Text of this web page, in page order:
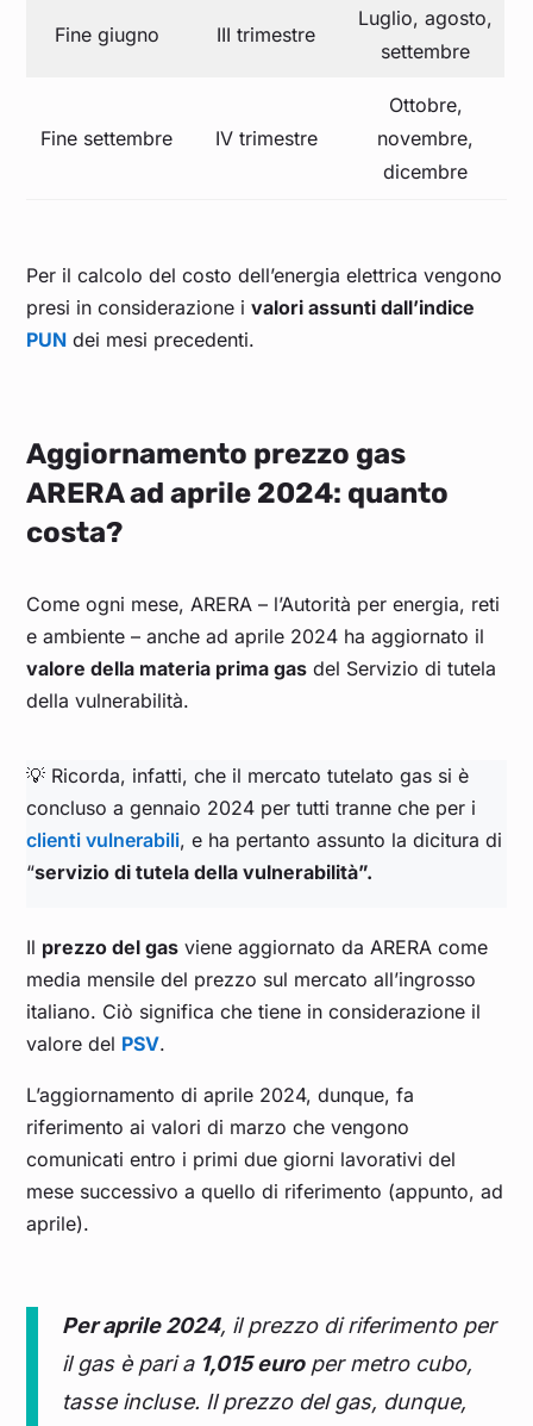
Fine giugno III trimestre
Luglio, agosto,
settembre
Fine settembre IV trimestre
Ottobre,
novembre,
dicembre
Per il calcolo del costo dell’energia elettrica vengono
presi in considerazione ivalori assunti dall’indice
PUN dei mesi precedenti.
Aggiornamento prezzo gas
ARERA ad aprile 2024: quanto
costa?
Come ogni mese, ARERA – l’Autorità per energia, reti
e ambiente – anche ad aprile 2024 ha aggiornato il
valore della materia prima gas del Servizio di tutela
della vulnerabilità.
💡 Ricorda, infatti, che il mercato tutelato gas si è
concluso a gennaio 2024 per tutti tranne che per i
clienti vulnerabili, e ha pertanto assunto la dicitura di
“servizio di tutela della vulnerabilità”.
Il prezzo del gas viene aggiornato da ARERA come
media mensile del prezzo sul mercato all’ingrosso
italiano. Ciò significa che tiene in considerazione il
valore del PSV.
L’aggiornamento di aprile 2024, dunque, fa
riferimento ai valori di marzo che vengono
comunicati entro i primi due giorni lavorativi del
mese successivo a quello di riferimento (appunto, ad
aprile).
Per aprile 2024, il prezzo di riferimento per
il gas è pari a 1,015 europer metro cubo,
tasse incluse. Il prezzo del gas, dunque,